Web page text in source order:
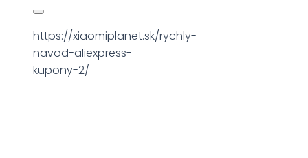
https://xiaomiplanet.sk/rychly-
navod-aliexpress-
kupony-2/